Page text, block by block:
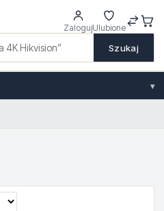
Szukaj
ZalogujUlubione
▾